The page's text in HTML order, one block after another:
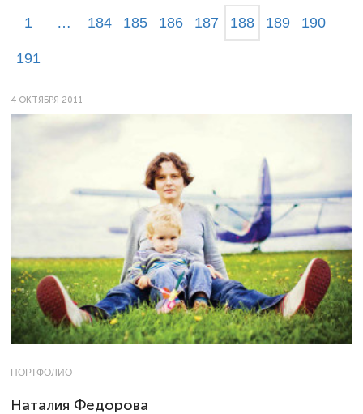
1 … 184 185 186 187 188 189 190
191
4 ОКТЯБРЯ 2011
ПОРТФОЛИО
Наталия Федорова